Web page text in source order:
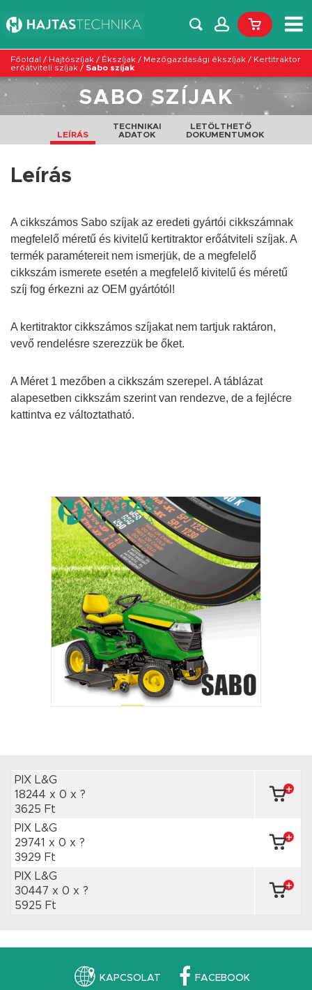
Főoldal / Hajtószíjak / Ékszíjak / Mezőgazdasági ékszíjak / Kertitraktor
erőátviteli szíjak / Sabo szíjak
SABO SZÍJAK
LEÍRÁS
TECHNIKAI
ADATOK
LETÖLTHETŐ
DOKUMENTUMOK
Leírás
A cikkszámos Sabo szíjak az eredeti gyártói cikkszámnak
megfelelő méretű és kivitelű kertitraktor erőátviteli szíjak. A
termék paramétereit nem ismerjük, de a megfelelő
cikkszám ismerete esetén a megfelelő kivitelű és méretű
szíj fog érkezni az OEM gyártótól!
A kertitraktor cikkszámos szíjakat nem tartjuk raktáron,
vevő rendelésre szerezzük be őket.
A Méret 1 mezőben a cikkszám szerepel. A táblázat
alapesetben cikkszám szerint van rendezve, de a fejlécre
kattintva ez változtatható.
PIX L&G
18244 x 0 x ?
3625 Ft
PIX L&G
29741 x 0 x ?
3929 Ft
PIX L&G
30447 x 0 x ?
5925 Ft
KAPCSOLAT FACEBOOK